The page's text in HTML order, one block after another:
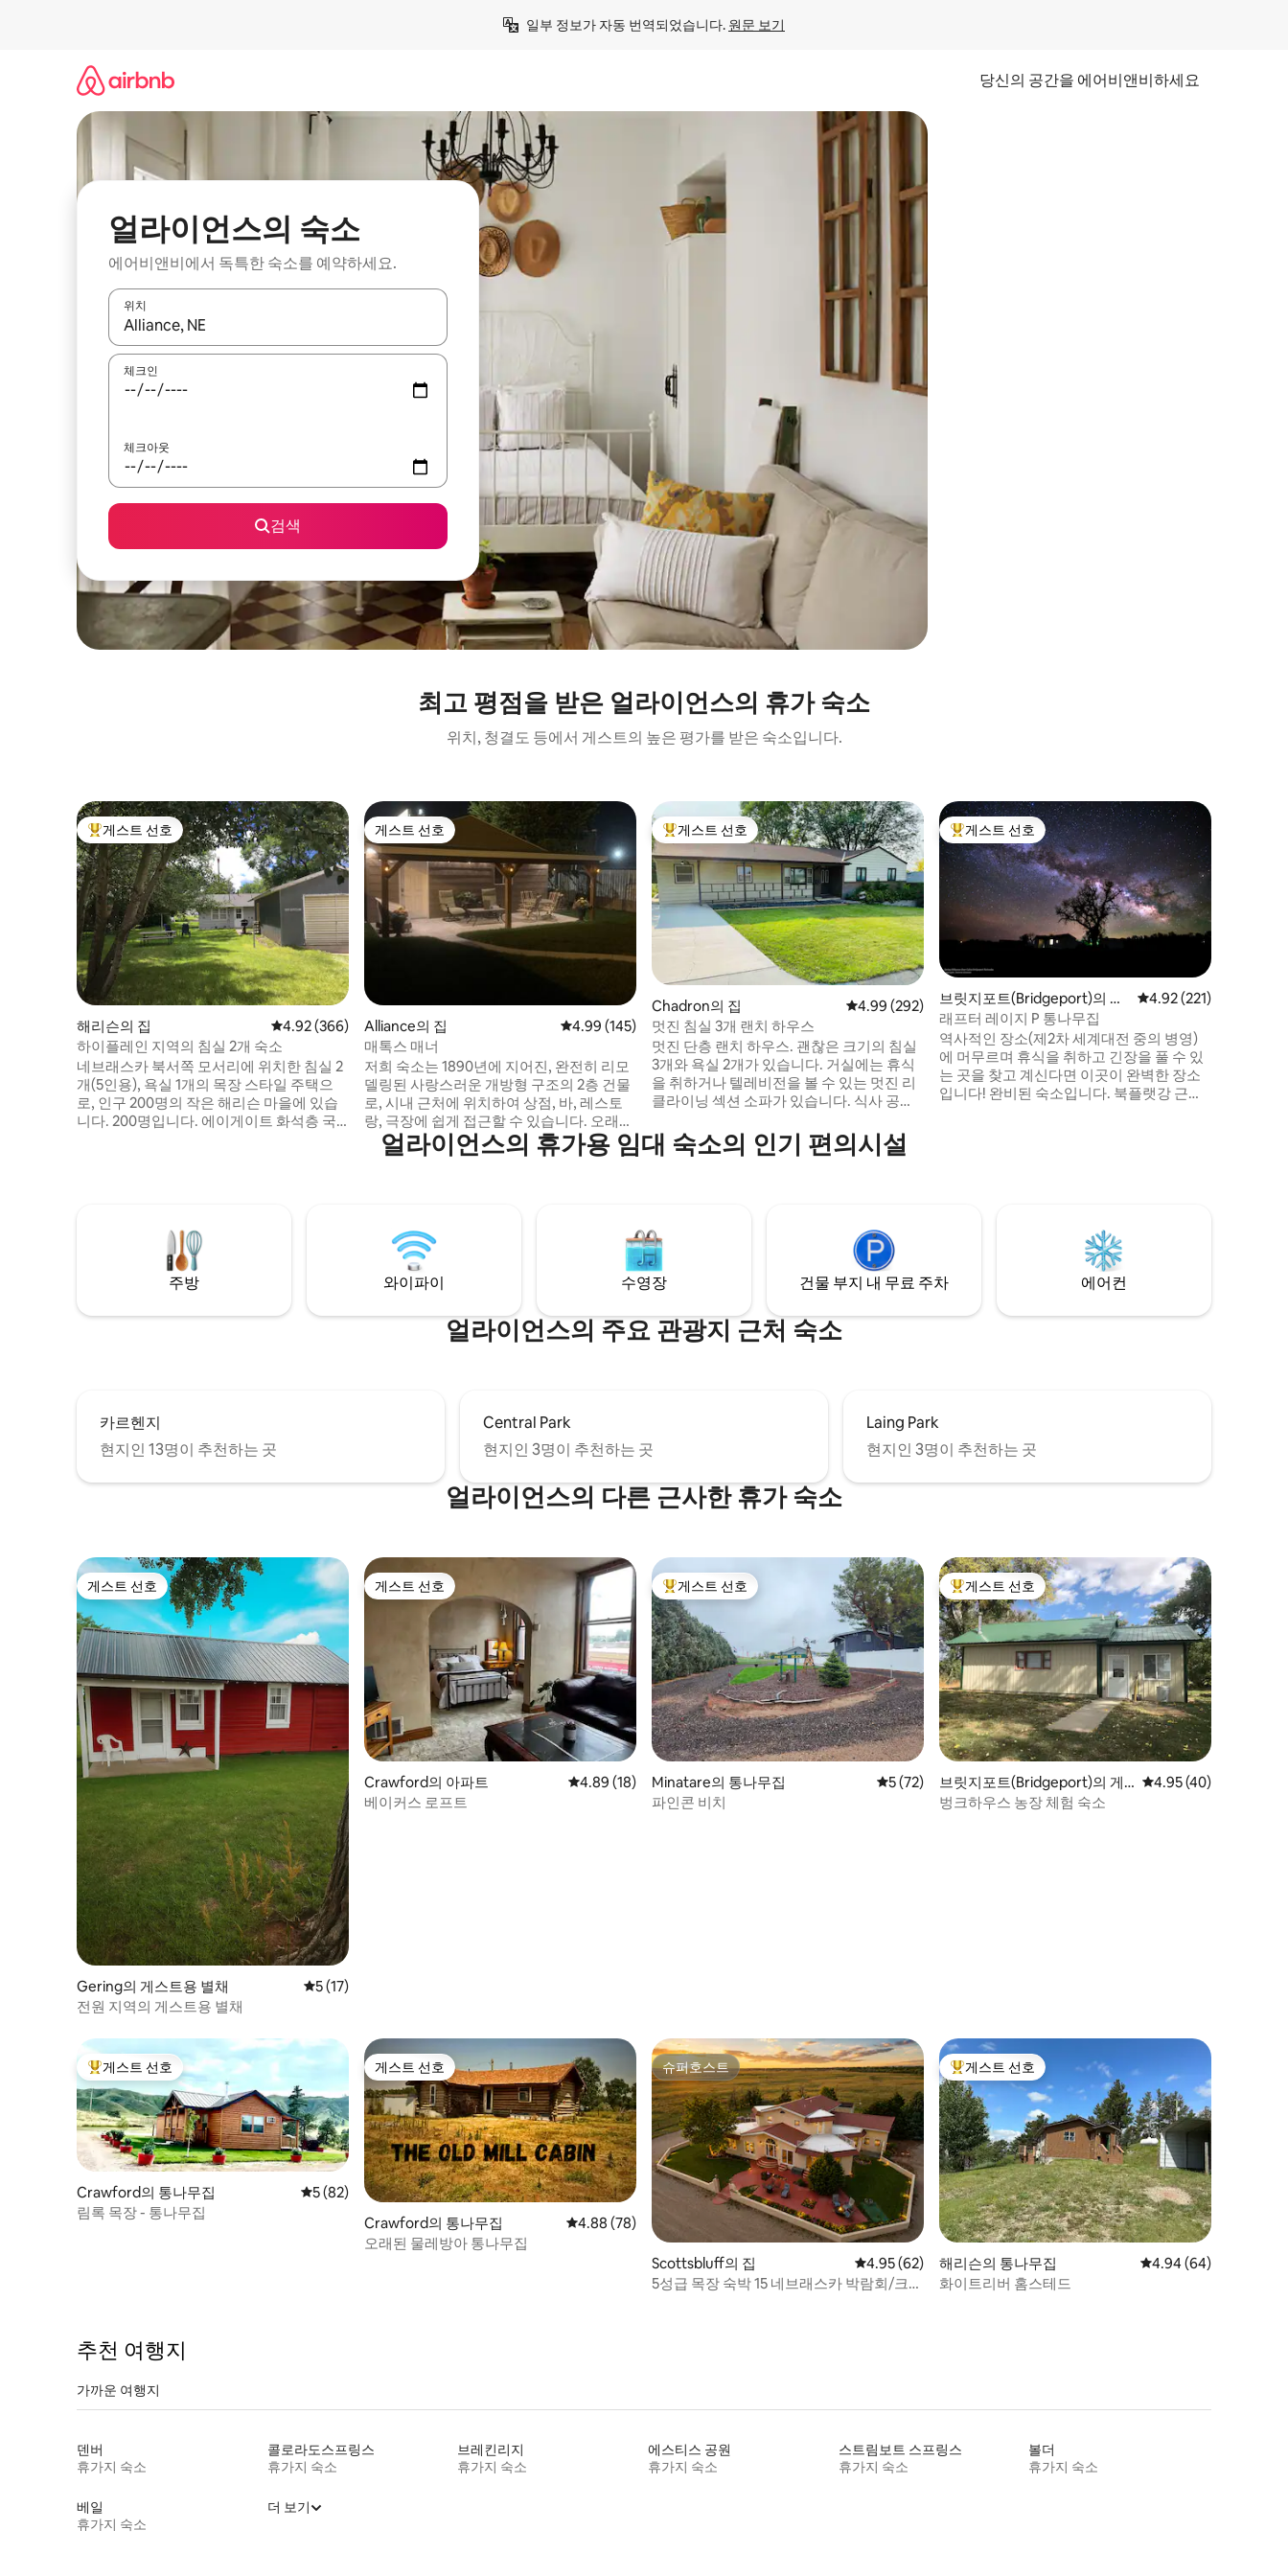
일부 정보가 자동 번역되었습니다. 원문 보기
당신의 공간을 에어비앤비하세요
얼라이언스의 숙소
에어비앤비에서 독특한 숙소를 예약하세요.
위치
결과가 나오면 위·아래 화살표 키를 사용하거나 터치 또는 스와이프 동작으로 탐색하세요.
체크인
체크아웃
검색
최고 평점을 받은 얼라이언스의 휴가 숙소
위치, 청결도 등에서 게스트의 높은 평가를 받은 숙소입니다.
상위 게스트 선호
게스트 선호
해리슨의 집 평점 4.92점(5점 만점), 후기 366개
4.92 (366)
하이플레인 지역의 침실 2개 숙소
네브래스카 북서쪽 모서리에 위치한 침실 2
개(5인용), 욕실 1개의 목장 스타일 주택으
로, 인구 200명의 작은 해리슨 마을에 있습
니다. 200명입니다. 에이게이트 화석층 국
에 중간 경유지로 이용하기에 편리한 곳입
니다. 무선 인터넷: 15mbps. 로쿠와 DVD가
있는 TV. 여름에는 시립 수영장이 운영됩니
다. 세탁기/건조기가 있습니다.
게스트 선호
게스트 선호
Alliance의 집 평점 4.99점(5점 만점), 후기 145개
4.99 (145)
매톡스 매너
저희 숙소는 1890년에 지어진, 완전히 리모
델링된 사랑스러운 개방형 구조의 2층 건물
로, 시내 근처에 위치하여 상점, 바, 레스토
랑, 극장에 쉽게 접근할 수 있습니다. 오래된
매력은 그대로 유지하면서 모든 현대적인
편의시설을 갖추었습니다. 거대한 주방, 멋
있습니다. 앞뒤에 있는 벽으로 둘러싸인 베
란다와 파티오 3개(지붕이 있는 파티오 1개).
시원한 저녁에 가스 그릴과 파티오를 즐겨
보세요.
상위 게스트 선호
게스트 선호
Chadron의 집 평점 4.99점(5점 만점), 후기 292개
4.99 (292)
멋진 침실 3개 랜치 하우스
멋진 단층 랜치 하우스. 괜찮은 크기의 침실
3개와 욕실 2개가 있습니다. 거실에는 휴식
을 취하거나 텔레비전을 볼 수 있는 멋진 리
클라이닝 섹션 소파가 있습니다. 식사 공간
테이블이 있습니다. 주방 외부의 오버플로
룸은 에어 매트리스를 갖춘 더 많은 게스트
첨부된 차고를 이용할 수 있습니다. 조용하
고 멋진 동네에 있습니다.
상위 게스트 선호
게스트 선호
브릿지포트(Bridgeport)의 통
나무집
평점 4.92점(5점 만점),
4.92 (221)
래프터 레이지 P 통나무집
역사적인 장소(제2차 세계대전 중의 병영)
에 머무르며 휴식을 취하고 긴장을 풀 수 있
는 곳을 찾고 계신다면 이곳이 완벽한 장소
입니다! 완비된 숙소입니다. 북플랫강 근처
얼라이언스의 휴가용 임대 숙소의 인기 편의시설
주방 와이파이 수영장 건물 부지 내 무료 주차 에어컨
얼라이언스의 주요 관광지 근처 숙소
카르헨지
현지인 13명이 추천하는 곳
Central Park
현지인 3명이 추천하는 곳
Laing Park
현지인 3명이 추천하는 곳
얼라이언스의 다른 근사한 휴가 숙소
게스트 선호
게스트 선호
Gering의 게스트용 별채 평점 5점(5점 만점), 후기 17개
5 (17)
전원 지역의 게스트용 별채
게스트 선호
게스트 선호
Crawford의 아파트 평점 4.89점(5점 만점), 후기 18개
4.89 (18)
베이커스 로프트
상위 게스트 선호
게스트 선호
Minatare의 통나무집 평점 5점(5점 만점), 후기 72개
5 (72)
파인콘 비치
상위 게스트 선호
게스트 선호
브릿지포트(Bridgeport)의 게
스트용 별채
평점 4.95점(5점 만점
4.95 (40)
벙크하우스 농장 체험 숙소
상위 게스트 선호
게스트 선호
Crawford의 통나무집 평점 5점(5점 만점), 후기 82개
5 (82)
림록 목장 - 통나무집
게스트 선호
게스트 선호
Crawford의 통나무집 평점 4.88점(5점 만점), 후기 78개
4.88 (78)
오래된 물레방아 통나무집
슈퍼호스트
슈퍼호스트
Scottsbluff의 집 평점 4.95점(5점 만점), 후기 62개
4.95 (62)
5성급 목장 숙박 15 네브래스카 박람회/크리
상위 게스트 선호
게스트 선호
해리슨의 통나무집 평점 4.94점(5점 만점),
4.94 (64)
화이트리버 홈스테드
추천 여행지
가까운 여행지
덴버
휴가지 숙소
콜로라도스프링스
휴가지 숙소
브레킨리지
휴가지 숙소
에스티스 공원
휴가지 숙소
스트림보트 스프링스
휴가지 숙소
볼더
휴가지 숙소
베일
휴가지 숙소
더 보기